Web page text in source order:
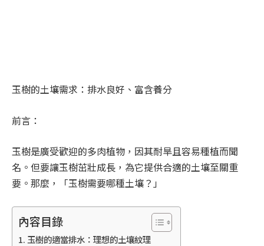
玉樹的土壤需求：排水良好、富含養分
前言：
玉樹是廣受歡迎的多肉植物，因其耐旱且容易種植而聞
名。但要讓玉樹茁壯成長，為它提供合適的土壤至關重
要。那麼，「玉樹需要哪種土壤？」
內容目錄
玉樹的適當排水：理想的土壤紋理